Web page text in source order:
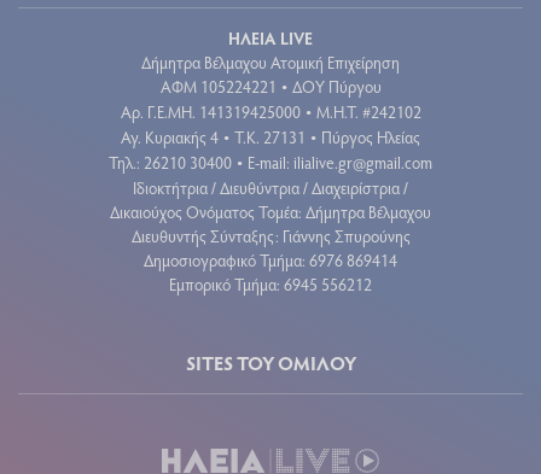
ΗΛΕΙΑ LIVE
Δήμητρα Βέλμαχου Ατομική Επιχείρηση
ΑΦΜ 105224221 • ΔΟΥ Πύργου
Aρ. Γ.Ε.ΜΗ. 141319425000 • Μ.Η.Τ. #242102
Αγ. Κυριακής 4 • Τ.Κ. 27131 • Πύργος Ηλείας
Τηλ.: 26210 30400 • E-mail: ilialive.gr@gmail.com
Ιδιοκτήτρια / Διευθύντρια / Διαχειρίστρια /
Δικαιούχος Ονόματος Τομέα: Δήμητρα Βέλμαχου
Διευθυντής Σύνταξης: Γιάννης Σπυρούνης
Δημοσιογραφικό Τμήμα: 6976 869414
Εμπορικό Τμήμα: 6945 556212
SITES ΤΟΥ ΟΜΙΛΟΥ